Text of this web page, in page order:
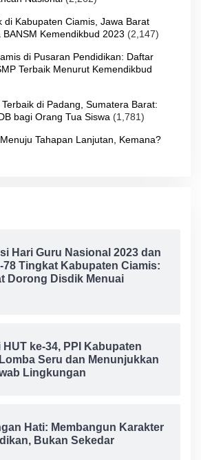
di Kabupaten Ciamis, Jawa Barat
Kemendikbud 2023 (2,147)
di Pusaran Pendidikan: Daftar
Terbaik Menurut Kemendikbud
di Padang, Sumatera Barat:
bagi Orang Tua Siswa (1,781)
Tahapan Lanjutan, Kemana?
Hari Guru Nasional 2023 dan
78 Tingkat Kabupaten Ciamis:
Dorong Disdik Menuai
HUT ke-34, PPI Kabupaten
Seru dan Menunjukkan
Lingkungan
Hati: Membangun Karakter
Bukan Sekedar